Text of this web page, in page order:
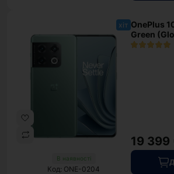
хіт
В наявності
Код: ONE-0204
OnePlus
Green
19 399